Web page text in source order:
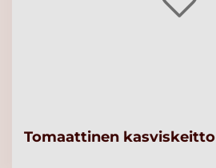
Tomaattinen kasviskeitto